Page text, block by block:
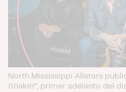
North Mississippi Allstars
Shakin’”, primer adelanto del